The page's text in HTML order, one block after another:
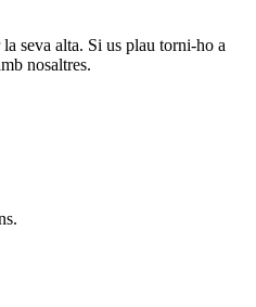
seva alta. Si us plau torni-ho a
nosaltres.